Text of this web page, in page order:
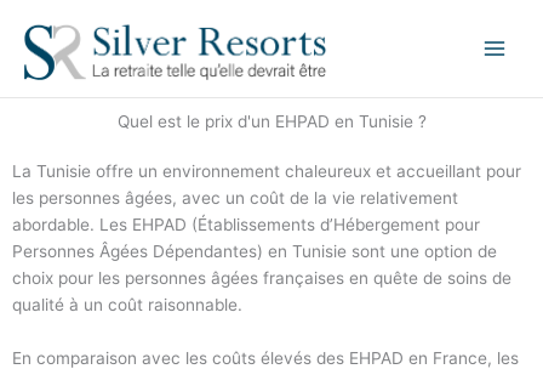
contenu
Quel est le prix d'un EHPAD en Tunisie ?
La Tunisie offre un environnement chaleureux et accueillant pour
les personnes âgées, avec un coût de la vie relativement
abordable. Les EHPAD (Établissements d’Hébergement pour
Personnes Âgées Dépendantes) en Tunisie sont une option de
choix pour les personnes âgées françaises en quête de soins de
qualité à un coût raisonnable.
En comparaison avec les coûts élevés des EHPAD en France, les